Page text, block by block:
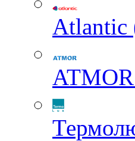
Atlantic